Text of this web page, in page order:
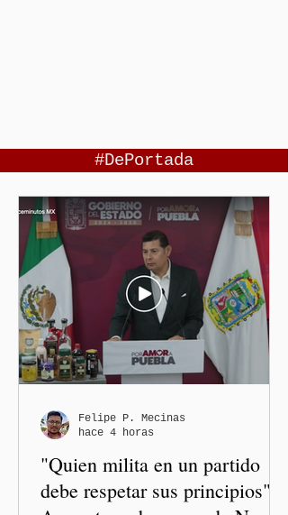
#DePortada
"Quien milita en un partido
debe respetar sus principios":
Felipe P. Mecinas
hace 4 horas